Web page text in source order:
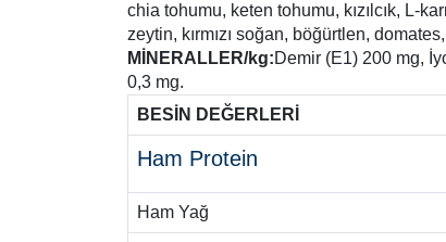
chia tohumu, keten tohumu, kızılcık, L-
zeytin, kırmızı soğan, böğürtlen,
MİNERALLER/kg:Demir (E1) 200 mg,
0,3 mg.
BESİN DEĞERLERİ
Ham Protein
Ham Yağ